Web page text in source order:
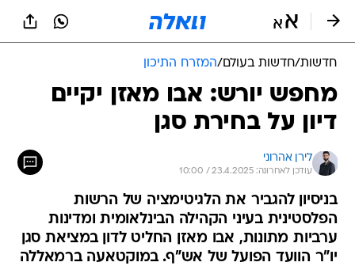
חדשות/חדשות בעולם/המזרח התיכון
מחפש יורש: אבו מאזן יקיים
דיון על בחירת סגן
לירן אהרוני
עודכן לאחרונה: 23.4.2025 / 10:00
בניסיון להגביר את הלגיטימציה של הרשות
הפלסטינית בעיני הקהילה הבינלאומית ומדינות
ערביות מתונות, אבו מאזן החליט לדון במציאת סגן
יו"ר הוועד הפועל של אש"ף. במוקטאעה ברמאללה